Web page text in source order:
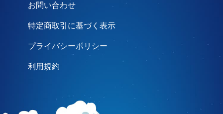
お問い合わせ
特定商取引に基づく表示
プライバシーポリシー
利用規約